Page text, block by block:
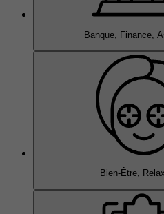
Banque, Finance,
Bien-Être,